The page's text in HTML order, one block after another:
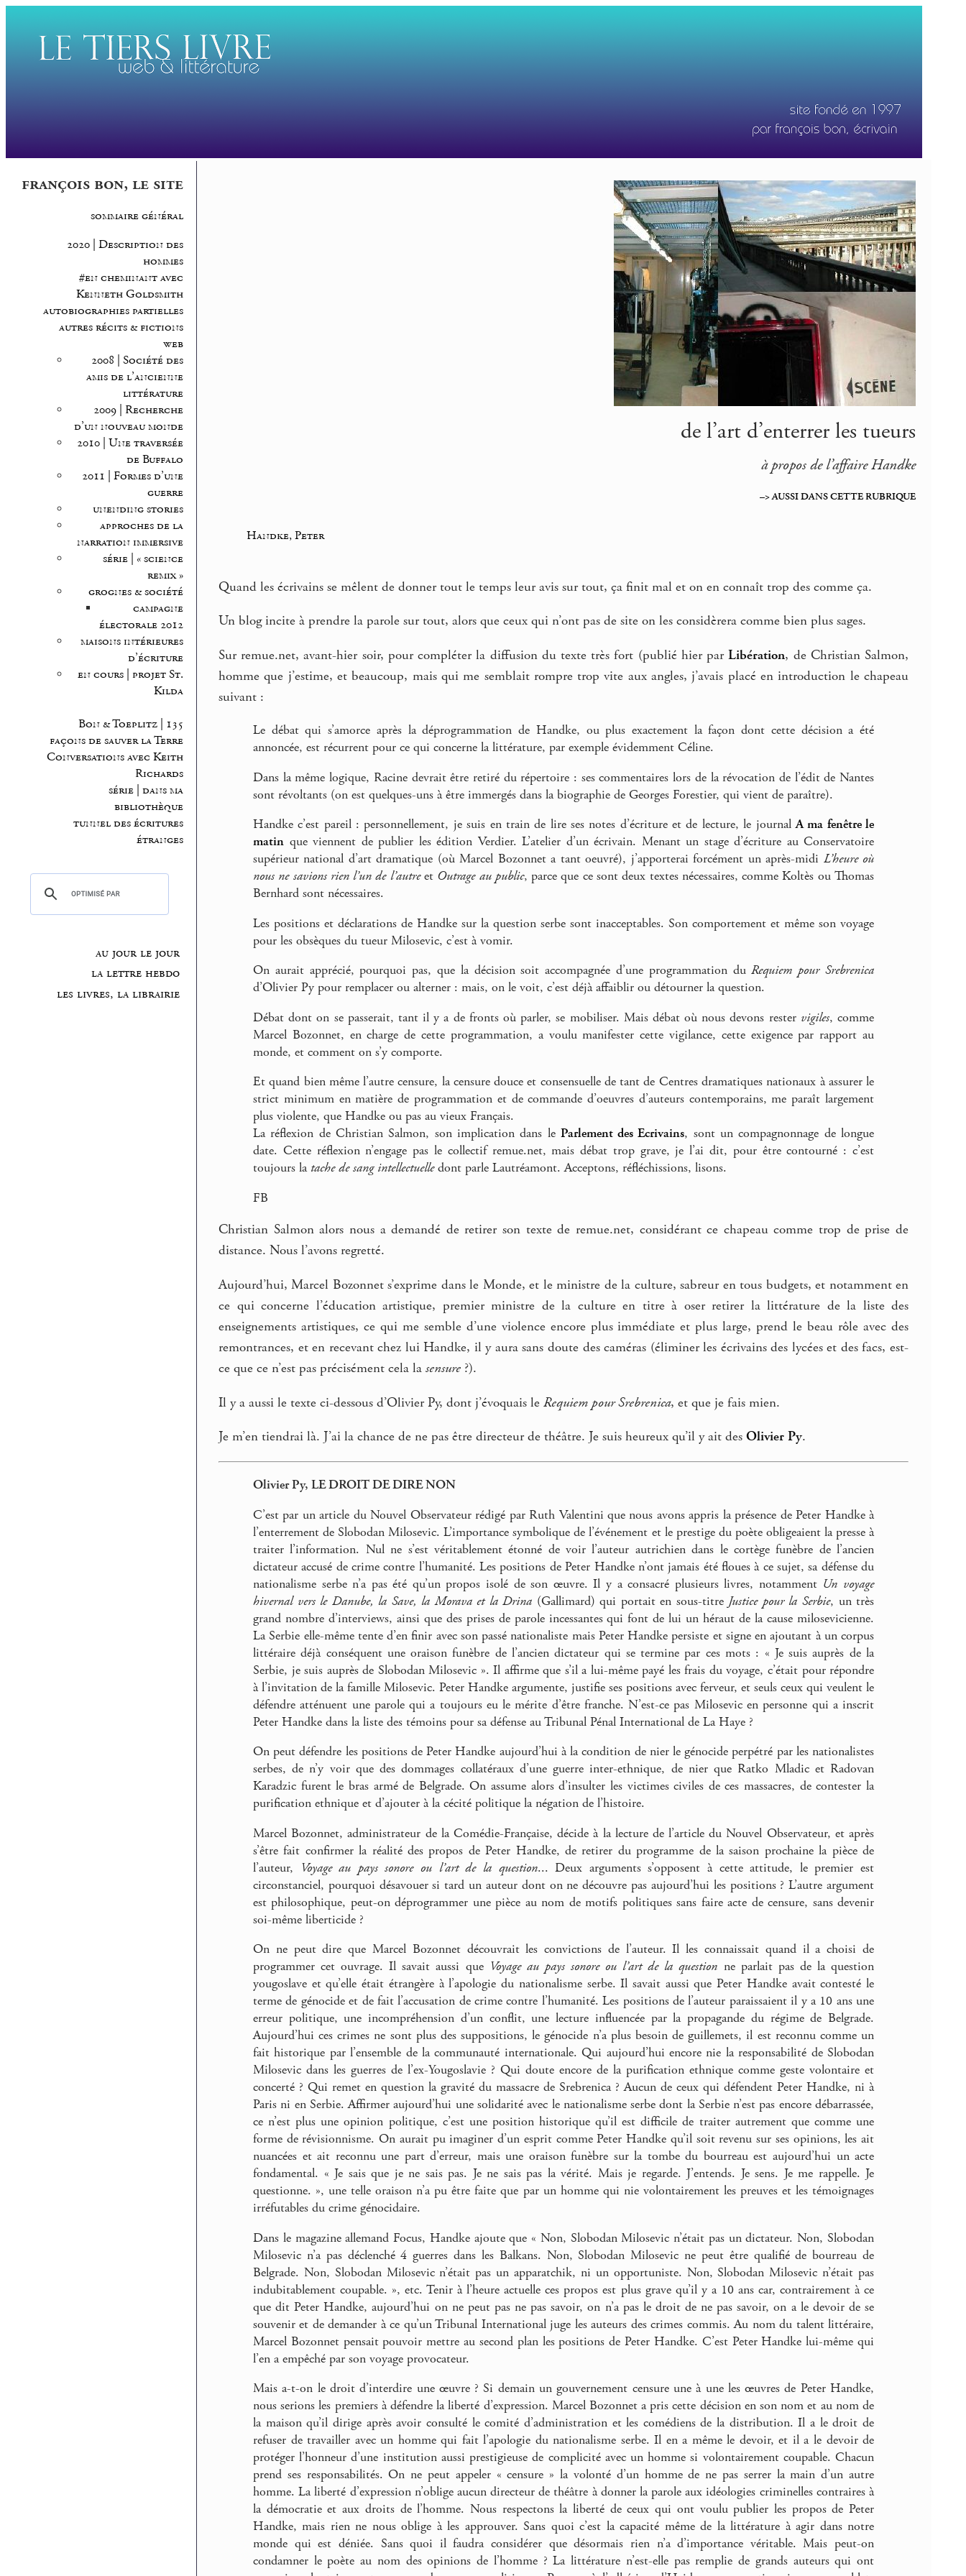
françois bon, le site
sommaire général
2020 | Description des
hommes
#en cheminant avec
Kenneth Goldsmith
autobiographies partielles
autres récits & fictions
web
2008 | Société des
amis de l’ancienne
littérature
2009 | Recherche
d’un nouveau monde
2010 | Une traversée
de Buffalo
2011 | Formes d’une
guerre
unending stories
approches de la
narration immersive
série | « science
remix »
grognes & société
campagne
électorale 2012
maisons intérieures
d’écriture
en cours | projet St.
Kilda
Bon & Toeplitz | 135
façons de sauver la Terre
Conversations avec Keith
Richards
série | dans ma
bibliothèque
tunnel des écritures
étranges
au jour le jour
la lettre hebdo
les livres, la librairie
de l’art d’enterrer les tueurs
à propos de l’affaire Handke
–> AUSSI DANS CETTE RUBRIQUE
Handke, Peter
Quand les écrivains se mêlent de donner tout le temps leur avis sur tout, ça finit mal et on en connaît trop des comme ça.
Un blog incite à prendre la parole sur tout, alors que ceux qui n’ont pas de site on les considèrera comme bien plus sages.
Sur remue.net, avant-hier soir, pour compléter la diffusion du texte très fort (publié hier parLibération, de Christian Salmon,
homme que j’estime, et beaucoup, mais qui me semblait rompre trop vite aux angles, j’avais placé en introduction le chapeau
suivant :
Le débat qui s’amorce après la déprogrammation de Handke, ou plus exactement la façon dont cette décision a été
annoncée, est récurrent pour ce qui concerne la littérature, par exemple évidemment Céline.
Dans la même logique, Racine devrait être retiré du répertoire : ses commentaires lors de la révocation de l’édit de Nantes
sont révoltants (on est quelques-uns à être immergés dans la biographie de Georges Forestier, qui vient de paraître).
Handke c’est pareil : personnellement, je suis en train de lire ses notes d’écriture et de lecture, le journalA ma fenêtre le
matin que viennent de publier les édition Verdier. L’atelier d’un écrivain. Menant un stage d’écriture au Conservatoire
supérieur national d’art dramatique (où Marcel Bozonnet a tant oeuvré), j’apporterai forcément un après-midi L’heure où
nous ne savions rien l’un de l’autreet Outrage au public, parce que ce sont deux textes nécessaires, comme Koltès ou Thomas
Bernhard sont nécessaires.
Les positions et déclarations de Handke sur la question serbe sont inacceptables. Son comportement et même son voyage
pour les obsèques du tueur Milosevic, c’est à vomir.
On aurait apprécié, pourquoi pas, que la décision soit accompagnée d’une programmation duRequiem pour Srebrenica
d’Olivier Py pour remplacer ou alterner : mais, on le voit, c’est déjà affaiblir ou détourner la question.
Débat dont on se passerait, tant il y a de fronts où parler, se mobiliser. Mais débat où nous devons rester vigiles, comme
Marcel Bozonnet, en charge de cette programmation, a voulu manifester cette vigilance, cette exigence par rapport au
monde, et comment on s’y comporte.
Et quand bien même l’autre censure, la censure douce et consensuelle de tant de Centres dramatiques nationaux à assurer le
strict minimum en matière de programmation et de commande d’oeuvres d’auteurs contemporains, me paraît largement
plus violente, que Handke ou pas au vieux Français.
La réflexion de Christian Salmon, son implication dans le Parlement des Ecrivains, sont un compagnonnage de longue
date. Cette réflexion n’engage pas le collectif remue.net, mais débat trop grave, je l’ai dit, pour être contourné : c’est
toujours la tache de sang intellectuelledont parle Lautréamont. Acceptons, réfléchissions, lisons.
FB
Christian Salmon alors nous a demandé de retirer son texte de remue.net, considérant ce chapeau comme trop de prise de
distance. Nous l’avons regretté.
Aujourd’hui, Marcel Bozonnet s’exprime dans le Monde, et le ministre de la culture, sabreur en tous budgets, et notamment en
ce qui concerne l’éducation artistique, premier ministre de la culture en titre à oser retirer la littérature de la liste des
enseignements artistiques, ce qui me semble d’une violence encore plus immédiate et plus large, prend le beau rôle avec des
remontrances, et en recevant chez lui Handke, il y aura sans doute des caméras (éliminer les écrivains des lycées et des facs, est-
ce que ce n’est pas précisément cela la sensure ?).
Il y a aussi le texte ci-dessous d’Olivier Py, dont j’évoquais le Requiem pour Srebrenica, et que je fais mien.
Je m’en tiendrai là. J’ai la chance de ne pas être directeur de théâtre. Je suis heureux qu’il y ait des Olivier Py.
Olivier Py, LE DROIT DE DIRE NON
C’est par un article du Nouvel Observateur rédigé par Ruth Valentini que nous avons appris la présence de Peter Handke à
l’enterrement de Slobodan Milosevic. L’importance symbolique de l’événement et le prestige du poète obligeaient la presse à
traiter l’information. Nul ne s’est véritablement étonné de voir l’auteur autrichien dans le cortège funèbre de l’ancien
dictateur accusé de crime contre l’humanité. Les positions de Peter Handke n’ont jamais été floues à ce sujet, sa défense du
nationalisme serbe n’a pas été qu’un propos isolé de son œuvre. Il y a consacré plusieurs livres, notamment Un voyage
hivernal vers le Danube, la Save, la Morava et la Drina (Gallimard) qui portait en sous-titre Justice pour la Serbie, un très
grand nombre d’interviews, ainsi que des prises de parole incessantes qui font de lui un héraut de la cause milosevicienne.
La Serbie elle-même tente d’en finir avec son passé nationaliste mais Peter Handke persiste et signe en ajoutant à un corpus
littéraire déjà conséquent une oraison funèbre de l’ancien dictateur qui se termine par ces mots : « Je suis auprès de la
Serbie, je suis auprès de Slobodan Milosevic ». Il affirme que s’il a lui-même payé les frais du voyage, c’était pour répondre
à l’invitation de la famille Milosevic. Peter Handke argumente, justifie ses positions avec ferveur, et seuls ceux qui veulent le
défendre atténuent une parole qui a toujours eu le mérite d’être franche. N’est-ce pas Milosevic en personne qui a inscrit
Peter Handke dans la liste des témoins pour sa défense au Tribunal Pénal International de La Haye ?
On peut défendre les positions de Peter Handke aujourd’hui à la condition de nier le génocide perpétré par les nationalistes
serbes, de n’y voir que des dommages collatéraux d’une guerre inter-ethnique, de nier que Ratko Mladic et Radovan
Karadzic furent le bras armé de Belgrade. On assume alors d’insulter les victimes civiles de ces massacres, de contester la
purification ethnique et d’ajouter à la cécité politique la négation de l’histoire.
Marcel Bozonnet, administrateur de la Comédie-Française, décide à la lecture de l’article du Nouvel Observateur, et après
s’être fait confirmer la réalité des propos de Peter Handke, de retirer du programme de la saison prochaine la pièce de
l’auteur, Voyage au pays sonore ou l’art de la question... Deux arguments s’opposent à cette attitude, le premier est
circonstanciel, pourquoi désavouer si tard un auteur dont on ne découvre pas aujourd’hui les positions ? L’autre argument
est philosophique, peut-on déprogrammer une pièce au nom de motifs politiques sans faire acte de censure, sans devenir
soi-même liberticide ?
On ne peut dire que Marcel Bozonnet découvrait les convictions de l’auteur. Il les connaissait quand il a choisi de
programmer cet ouvrage. Il savait aussi que Voyage au pays sonore ou l’art de la question ne parlait pas de la question
yougoslave et qu’elle était étrangère à l’apologie du nationalisme serbe. Il savait aussi que Peter Handke avait contesté le
terme de génocide et de fait l’accusation de crime contre l’humanité. Les positions de l’auteur paraissaient il y a 10 ans une
erreur politique, une incompréhension d’un conflit, une lecture influencée par la propagande du régime de Belgrade.
Aujourd’hui ces crimes ne sont plus des suppositions, le génocide n’a plus besoin de guillemets, il est reconnu comme un
fait historique par l’ensemble de la communauté internationale. Qui aujourd’hui encore nie la responsabilité de Slobodan
Milosevic dans les guerres de l’ex-Yougoslavie ? Qui doute encore de la purification ethnique comme geste volontaire et
concerté ? Qui remet en question la gravité du massacre de Srebrenica ? Aucun de ceux qui défendent Peter Handke, ni à
Paris ni en Serbie. Affirmer aujourd’hui une solidarité avec le nationalisme serbe dont la Serbie n’est pas encore débarrassée,
ce n’est plus une opinion politique, c’est une position historique qu’il est difficile de traiter autrement que comme une
forme de révisionnisme. On aurait pu imaginer d’un esprit comme Peter Handke qu’il soit revenu sur ses opinions, les ait
nuancées et ait reconnu une part d’erreur, mais une oraison funèbre sur la tombe du bourreau est aujourd’hui un acte
fondamental. « Je sais que je ne sais pas. Je ne sais pas la vérité. Mais je regarde. J’entends. Je sens. Je me rappelle. Je
questionne. », une telle oraison n’a pu être faite que par un homme qui nie volontairement les preuves et les témoignages
irréfutables du crime génocidaire.
Dans le magazine allemand Focus, Handke ajoute que « Non, Slobodan Milosevic n’était pas un dictateur. Non, Slobodan
Milosevic n’a pas déclenché 4 guerres dans les Balkans. Non, Slobodan Milosevic ne peut être qualifié de bourreau de
Belgrade. Non, Slobodan Milosevic n’était pas un apparatchik, ni un opportuniste. Non, Slobodan Milosevic n’était pas
indubitablement coupable. », etc. Tenir à l’heure actuelle ces propos est plus grave qu’il y a 10 ans car, contrairement à ce
que dit Peter Handke, aujourd’hui on ne peut pas ne pas savoir, on n’a pas le droit de ne pas savoir, on a le devoir de se
souvenir et de demander à ce qu’un Tribunal International juge les auteurs des crimes commis. Au nom du talent littéraire,
Marcel Bozonnet pensait pouvoir mettre au second plan les positions de Peter Handke. C’est Peter Handke lui-même qui
l’en a empêché par son voyage provocateur.
Mais a-t-on le droit d’interdire une œuvre ? Si demain un gouvernement censure une à une les œuvres de Peter Handke,
nous serions les premiers à défendre la liberté d’expression. Marcel Bozonnet a pris cette décision en son nom et au nom de
la maison qu’il dirige après avoir consulté le comité d’administration et les comédiens de la distribution. Il a le droit de
refuser de travailler avec un homme qui fait l’apologie du nationalisme serbe. Il en a même le devoir, et il a le devoir de
protéger l’honneur d’une institution aussi prestigieuse de complicité avec un homme si volontairement coupable. Chacun
prend ses responsabilités. On ne peut appeler « censure » la volonté d’un homme de ne pas serrer la main d’un autre
homme. La liberté d’expression n’oblige aucun directeur de théâtre à donner la parole aux idéologies criminelles contraires à
la démocratie et aux droits de l’homme. Nous respectons la liberté de ceux qui ont voulu publier les propos de Peter
Handke, mais rien ne nous oblige à les approuver. Sans quoi c’est la capacité même de la littérature à agir dans notre
monde qui est déniée. Sans quoi il faudra considérer que désormais rien n’a d’importance véritable. Mais peut-on
condamner le poète au nom des opinions de l’homme ? La littérature n’est-elle pas remplie de grands auteurs qui ont